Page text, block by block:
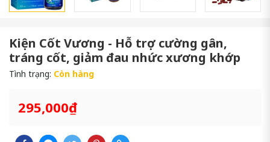
Kiện Cốt Vương - Hỗ trợ cường gân,
tráng cốt, giảm đau nhức xương khớp
Tình trạng: Còn hàng
295,000₫